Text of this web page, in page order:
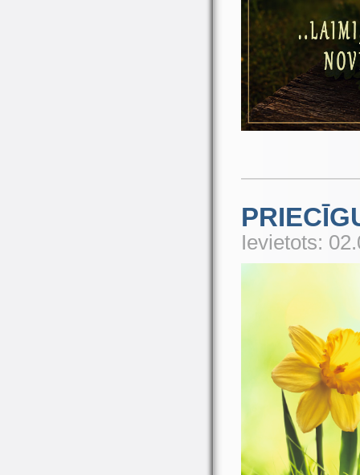
Ievietots: